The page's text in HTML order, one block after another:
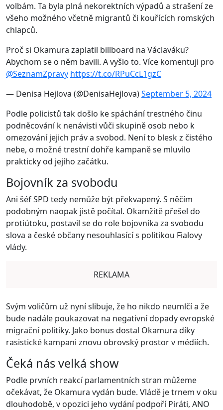
volbám. Ta byla plná nekorektních výpadů a strašení ze
všeho možného včetně migrantů či kouřících romských
chlapců.
Proč si Okamura zaplatil billboard na Václaváku?
Abychom se o něm bavili. A vyšlo to. Více komentuji pro
@SeznamZpravy https://t.co/RPuCcL1gzC
— Denisa Hejlova (@DenisaHejlova)September 5, 2024
Podle policistů tak došlo ke spáchání trestného činu
podněcování k nenávisti vůči skupině osob nebo k
omezování jejich práv a svobod. Není to blesk z čistého
nebe, o možné trestní dohře kampaně se mluvilo
prakticky od jejího začátku.
Bojovník za svobodu
Ani šéf SPD tedy nemůže být překvapený. S něčím
podobným naopak jistě počítal. Okamžitě přešel do
protiútoku, postavil se do role bojovníka za svobodu
slova a české občany nesouhlasící s politikou Fialovy
vlády.
REKLAMA
Svým voličům už nyní slibuje, že ho nikdo neumlčí a že
bude nadále poukazovat na negativní dopady evropské
migrační politiky. Jako bonus dostal Okamura díky
rasistické kampani znovu obrovský prostor v médiích.
Čeká nás velká show
Podle prvních reakcí parlamentních stran můžeme
očekávat, že Okamura vydán bude. Vládě je trnem v oku
dlouhodobě, v opozici jeho vydání podpoří Piráti, ANO